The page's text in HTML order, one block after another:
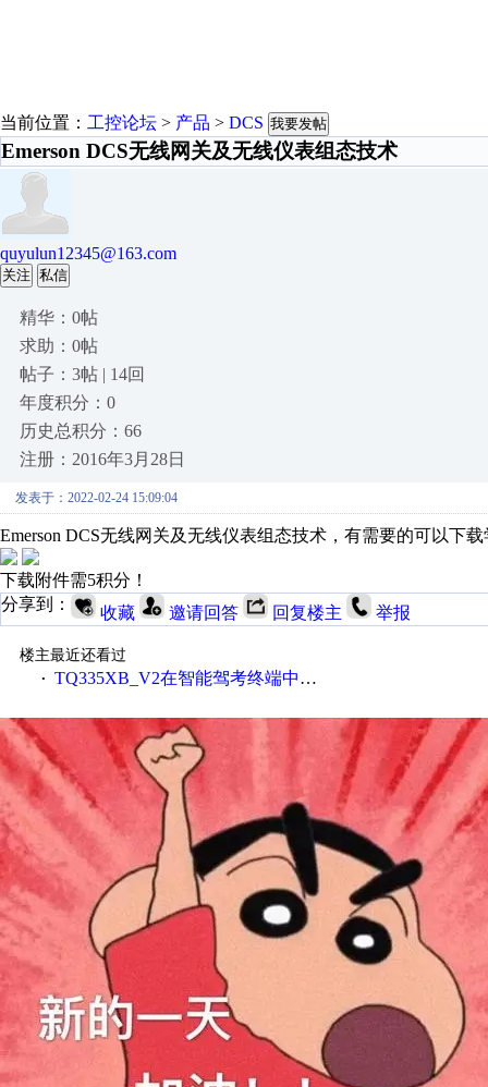
当前位置： 工控论坛 > 产品 > DCS 我要发帖
Emerson DCS无线网关及无线仪表组态技术
quyulun12345@163.com
关注 私信
精华：0帖
求助：0帖
帖子：3帖 | 14回
年度积分：0
历史总积分：66
注册：2016年3月28日
发表于：2022-02-24 15:09:04
Emerson DCS无线网关及无线仪表组态技术，有需要的可以下
下载附件需5积分！
分享到：
收藏 邀请回答 回复楼主 举报
楼主最近还看过
· TQ335XB_V2在智能驾考终端中的应用